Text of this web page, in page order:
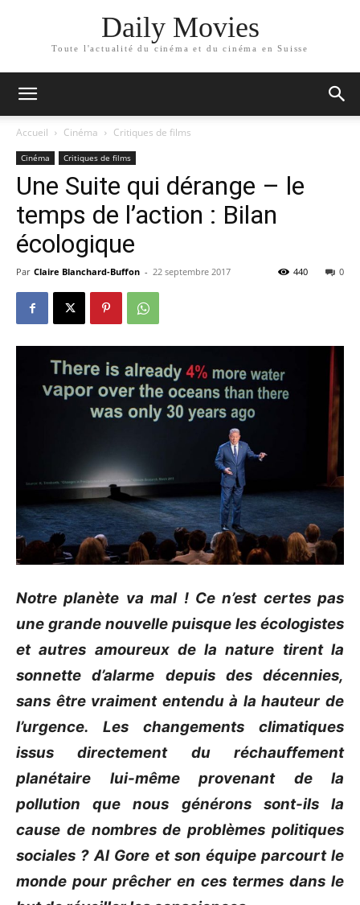
Daily Movies
Toute l'actualité du cinéma et du cinéma en Suisse
Accueil Cinéma Critiques de films
Cinéma Critiques de films
Une Suite qui dérange – le
temps de l’action : Bilan
écologique
Par Claire Blanchard-Buffon - 22 septembre 2017 0
440
Notre planète va mal !Ce n’est certes pas
une grande nouvelle puisque les écologistes
et autres amoureux de la nature tirent la
sonnette d’alarme depuis des décennies,
sans être vraiment entendu à la hauteur de
l’urgence. Les changements climatiques
issus directement du réchauffement
planétaire lui-même provenant de la
pollution que nous générons sont-ils la
cause de nombres de problèmes politiques
sociales ? Al Gore et son équipe parcourt le
monde pour prêcher en ces termes dans le